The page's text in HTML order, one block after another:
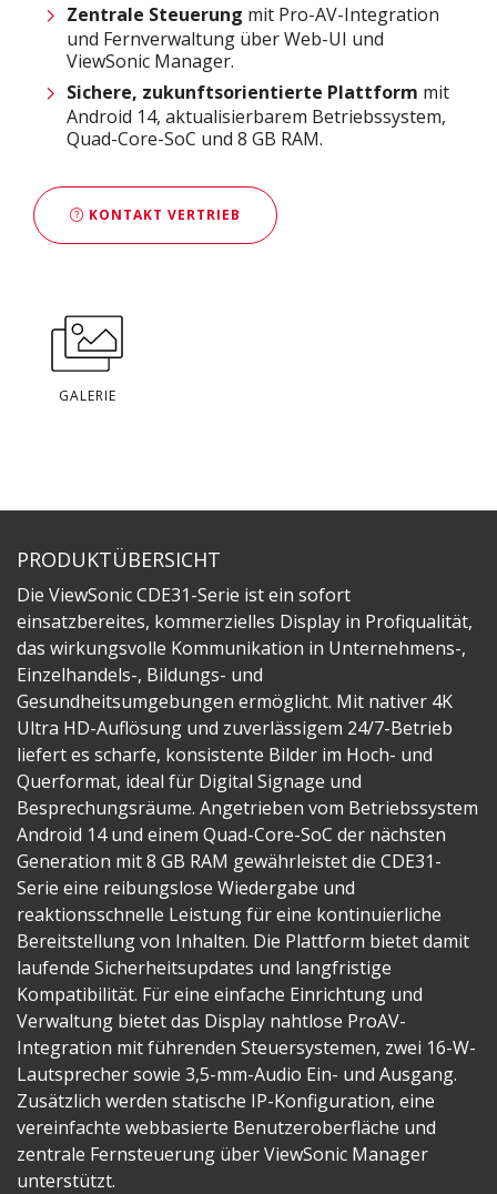
Zentrale Steuerung mit Pro-AV-Integration
und Fernverwaltung über Web-UI und
ViewSonic Manager.
Sichere, zukunftsorientierte Plattform mit
Android 14, aktualisierbarem Betriebssystem,
Quad-Core-SoC und 8 GB RAM.
KONTAKT VERTRIEB
GALERIE
PRODUKTÜBERSICHT
Die ViewSonic CDE31-Serie ist ein sofort
einsatzbereites, kommerzielles Display in Profiqualität,
das wirkungsvolle Kommunikation in Unternehmens-,
Einzelhandels-, Bildungs- und
Gesundheitsumgebungen ermöglicht. Mit nativer 4K
Ultra HD-Auflösung und zuverlässigem 24/7-Betrieb
liefert es scharfe, konsistente Bilder im Hoch- und
Querformat, ideal für Digital Signage und
Besprechungsräume. Angetrieben vom Betriebssystem
Android 14 und einem Quad-Core-SoC der nächsten
Generation mit 8 GB RAM gewährleistet die CDE31-
Serie eine reibungslose Wiedergabe und
reaktionsschnelle Leistung für eine kontinuierliche
Bereitstellung von Inhalten. Die Plattform bietet damit
laufende Sicherheitsupdates und langfristige
Kompatibilität. Für eine einfache Einrichtung und
Verwaltung bietet das Display nahtlose ProAV-
Integration mit führenden Steuersystemen, zwei 16-W-
Lautsprecher sowie 3,5-mm-Audio Ein- und Ausgang.
Zusätzlich werden statische IP-Konfiguration, eine
vereinfachte webbasierte Benutzeroberfläche und
zentrale Fernsteuerung über ViewSonic Manager
unterstützt.